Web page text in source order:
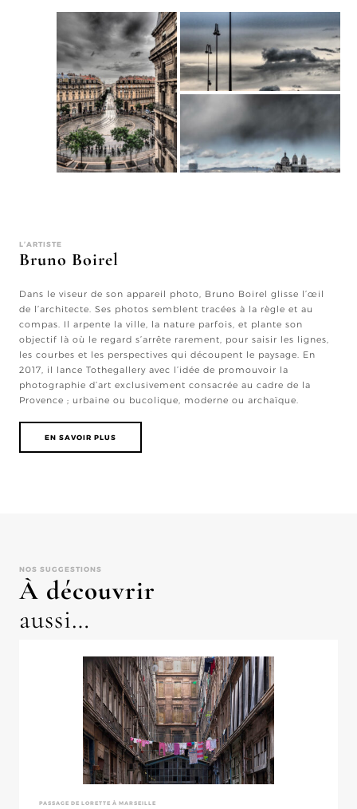
L’ARTISTE
Bruno Boirel
Dans le viseur de son appareil photo, Bruno Boirel glisse l’œil
de l’architecte. Ses photos semblent tracées à la règle et au
compas. Il arpente la ville, la nature parfois, et plante son
objectif là où le regard s’arrête rarement, pour saisir les lignes,
les courbes et les perspectives qui découpent le paysage. En
2017, il lance Tothegallery avec l’idée de promouvoir la
photographie d’art exclusivement consacrée au cadre de la
Provence ; urbaine ou bucolique, moderne ou archaïque.
EN SAVOIR PLUS
NOS SUGGESTIONS
À découvrir
aussi…
PASSAGE DE LORETTE À MARSEILLE